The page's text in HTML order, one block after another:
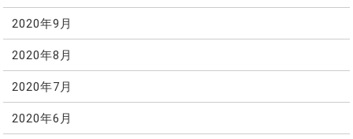
2020年9月
2020年8月
2020年7月
2020年6月